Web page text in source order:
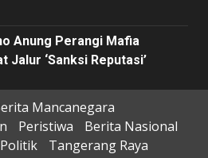
Anung Perangi Mafia
Jalur ‘Sanksi Reputasi’
Mancanegara
Peristiwa
Berita Nasional
Politik Tangerang Raya